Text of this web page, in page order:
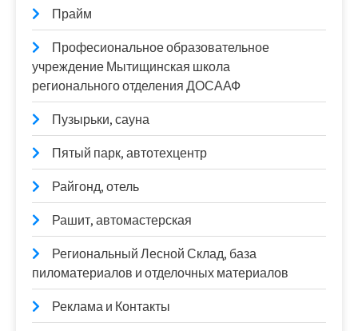
Прайм
Професиональное образовательное
учреждение Мытищинская школа
регионального отделения ДОСААФ
Пузырьки, сауна
Пятый парк, автотехцентр
Райгонд, отель
Рашит, автомастерская
Региональный Лесной Склад, база
пиломатериалов и отделочных материалов
Реклама и Контакты